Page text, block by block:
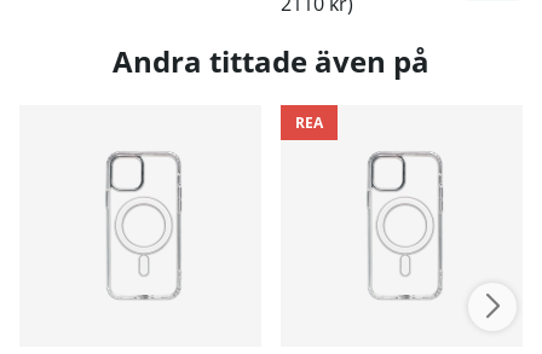
Andra tittade även på
REA